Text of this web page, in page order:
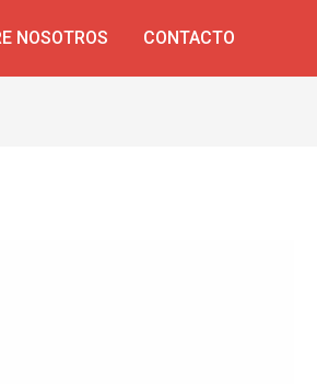
NOSOTROS CONTACTO